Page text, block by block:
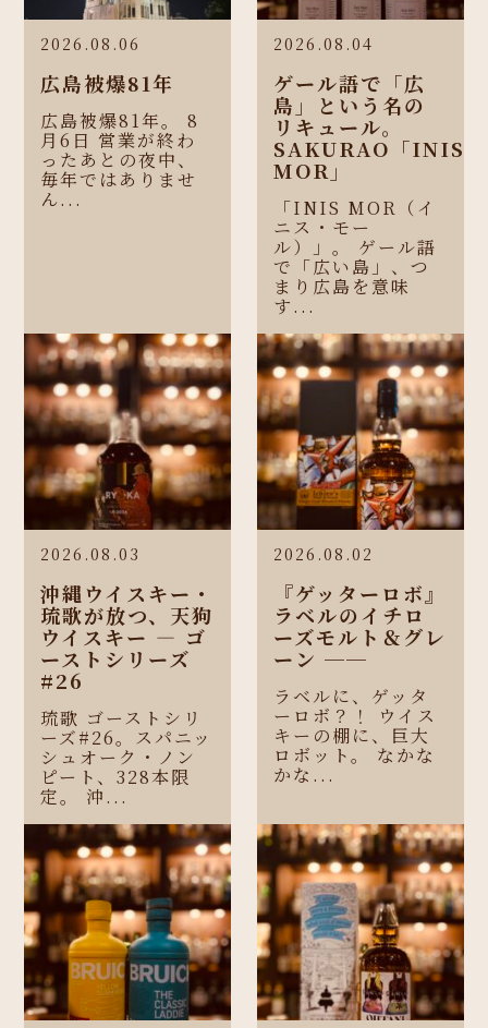
2026.08.06
広島被爆81年
広島被爆81年。 8
月6日 営業が終わ
ったあとの夜中、
毎年ではありませ
ん...
2026.08.04
ゲール語で「広
島」という名の
リキュール。
SAKURAO「INIS
MOR」
「INIS MOR（イ
ニス・モー
ル）」。 ゲール語
で「広い島」、つ
まり広島を意味
す...
2026.08.03
沖縄ウイスキー・
琉歌が放つ、天狗
ウイスキー ― ゴ
ーストシリーズ
#26
琉歌 ゴーストシリ
ーズ#26。スパニッ
シュオーク・ノン
ピート、328本限
定。 沖...
2026.08.02
『ゲッターロボ』
ラベルのイチロ
ーズモルト＆グレ
ーン ──
ラベルに、ゲッタ
ーロボ？！ ウイス
キーの棚に、巨大
ロボット。 なかな
かな...